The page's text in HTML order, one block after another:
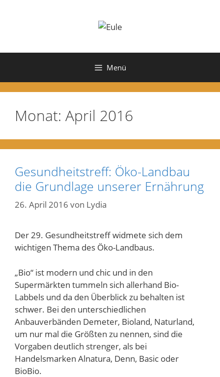
Menü
Monat: April 2016
Gesundheitstreff: Öko-Landbau
die Grundlage unserer Ernährung
26. April 2016 von Lydia
Der 29. Gesundheitstreff widmete sich dem
wichtigen Thema des Öko-Landbaus.
„Bio“ ist modern und chic und in den
Supermärkten tummeln sich allerhand Bio-
Labbels und da den Überblick zu behalten ist
schwer. Bei den unterschiedlichen
Anbauverbänden Demeter, Bioland, Naturland,
um nur mal die Größten zu nennen, sind die
Vorgaben deutlich strenger, als bei
Handelsmarken Alnatura, Denn, Basic oder
BioBio.